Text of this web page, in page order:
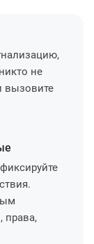
не
вызовите
права,